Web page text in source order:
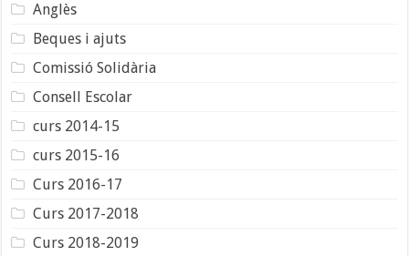
Anglès
Beques i ajuts
Comissió Solidària
Consell Escolar
curs 2014-15
curs 2015-16
Curs 2016-17
Curs 2017-2018
Curs 2018-2019